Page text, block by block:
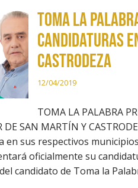
TOMA LA
CANDIDATURAS
CASTRODEZA
12/04/2019
TOMA LA PALABRA
DE SAN MARTÍN Y
en sus respectivos
oficialmente su
candidato de Toma la